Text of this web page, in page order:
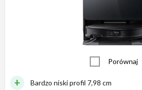
Porównaj
Bardzo niski profil 7,98 cm